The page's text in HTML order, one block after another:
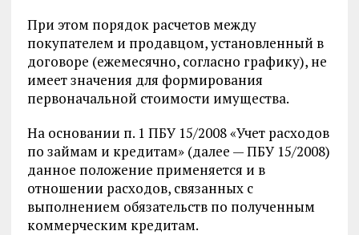
При этом порядок расчетов между
покупателем и продавцом, установленный в
договоре (ежемесячно, согласно графику), не
имеет значения для формирования
первоначальной стоимости имущества.
На основании п. 1 ПБУ 15/2008 «Учет расходов
по займам и кредитам» (далее — ПБУ 15/2008)
данное положение применяется и в
отношении расходов, связанных с
выполнением обязательств по полученным
коммерческим кредитам.